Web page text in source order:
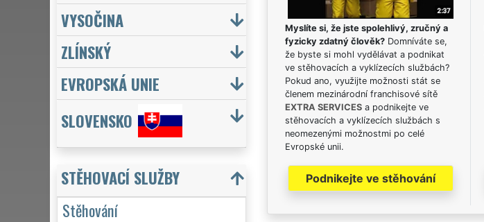
Myslíte si, že jste spolehlivý, zručný a
fyzicky zdatný člověk?Domníváte se,
že byste si mohl vydělávat a podnikat
ve stěhovacích a vyklízecích službách?
Pokud ano, využijte možnosti stát se
členem mezinárodní franchisové sítě
EXTRA SERVICESa podnikejte ve
stěhovacích a vyklízecích službách s
neomezenými možnostmi po celé
Evropské unii.
Podnikejte ve stěhování
VYSOČINA
ZLÍNSKÝ
EVROPSKÁ UNIE
SLOVENSKO
STĚHOVACÍ SLUŽBY
Stěhování